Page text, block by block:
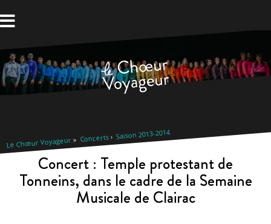
au
Le Chœur Voyageur Concerts Saison 2013-2014
Concert : Temple protestant de
Tonneins, dans le cadre de la Semaine
Musicale de Clairac